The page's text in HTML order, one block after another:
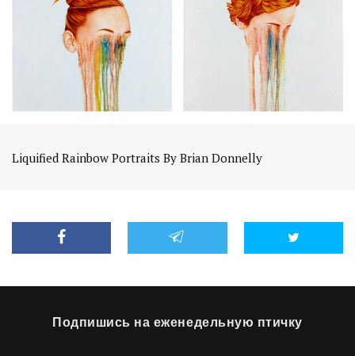
Liquified Rainbow Portraits By Brian Donnelly
Подпишись на еженедельную птичку